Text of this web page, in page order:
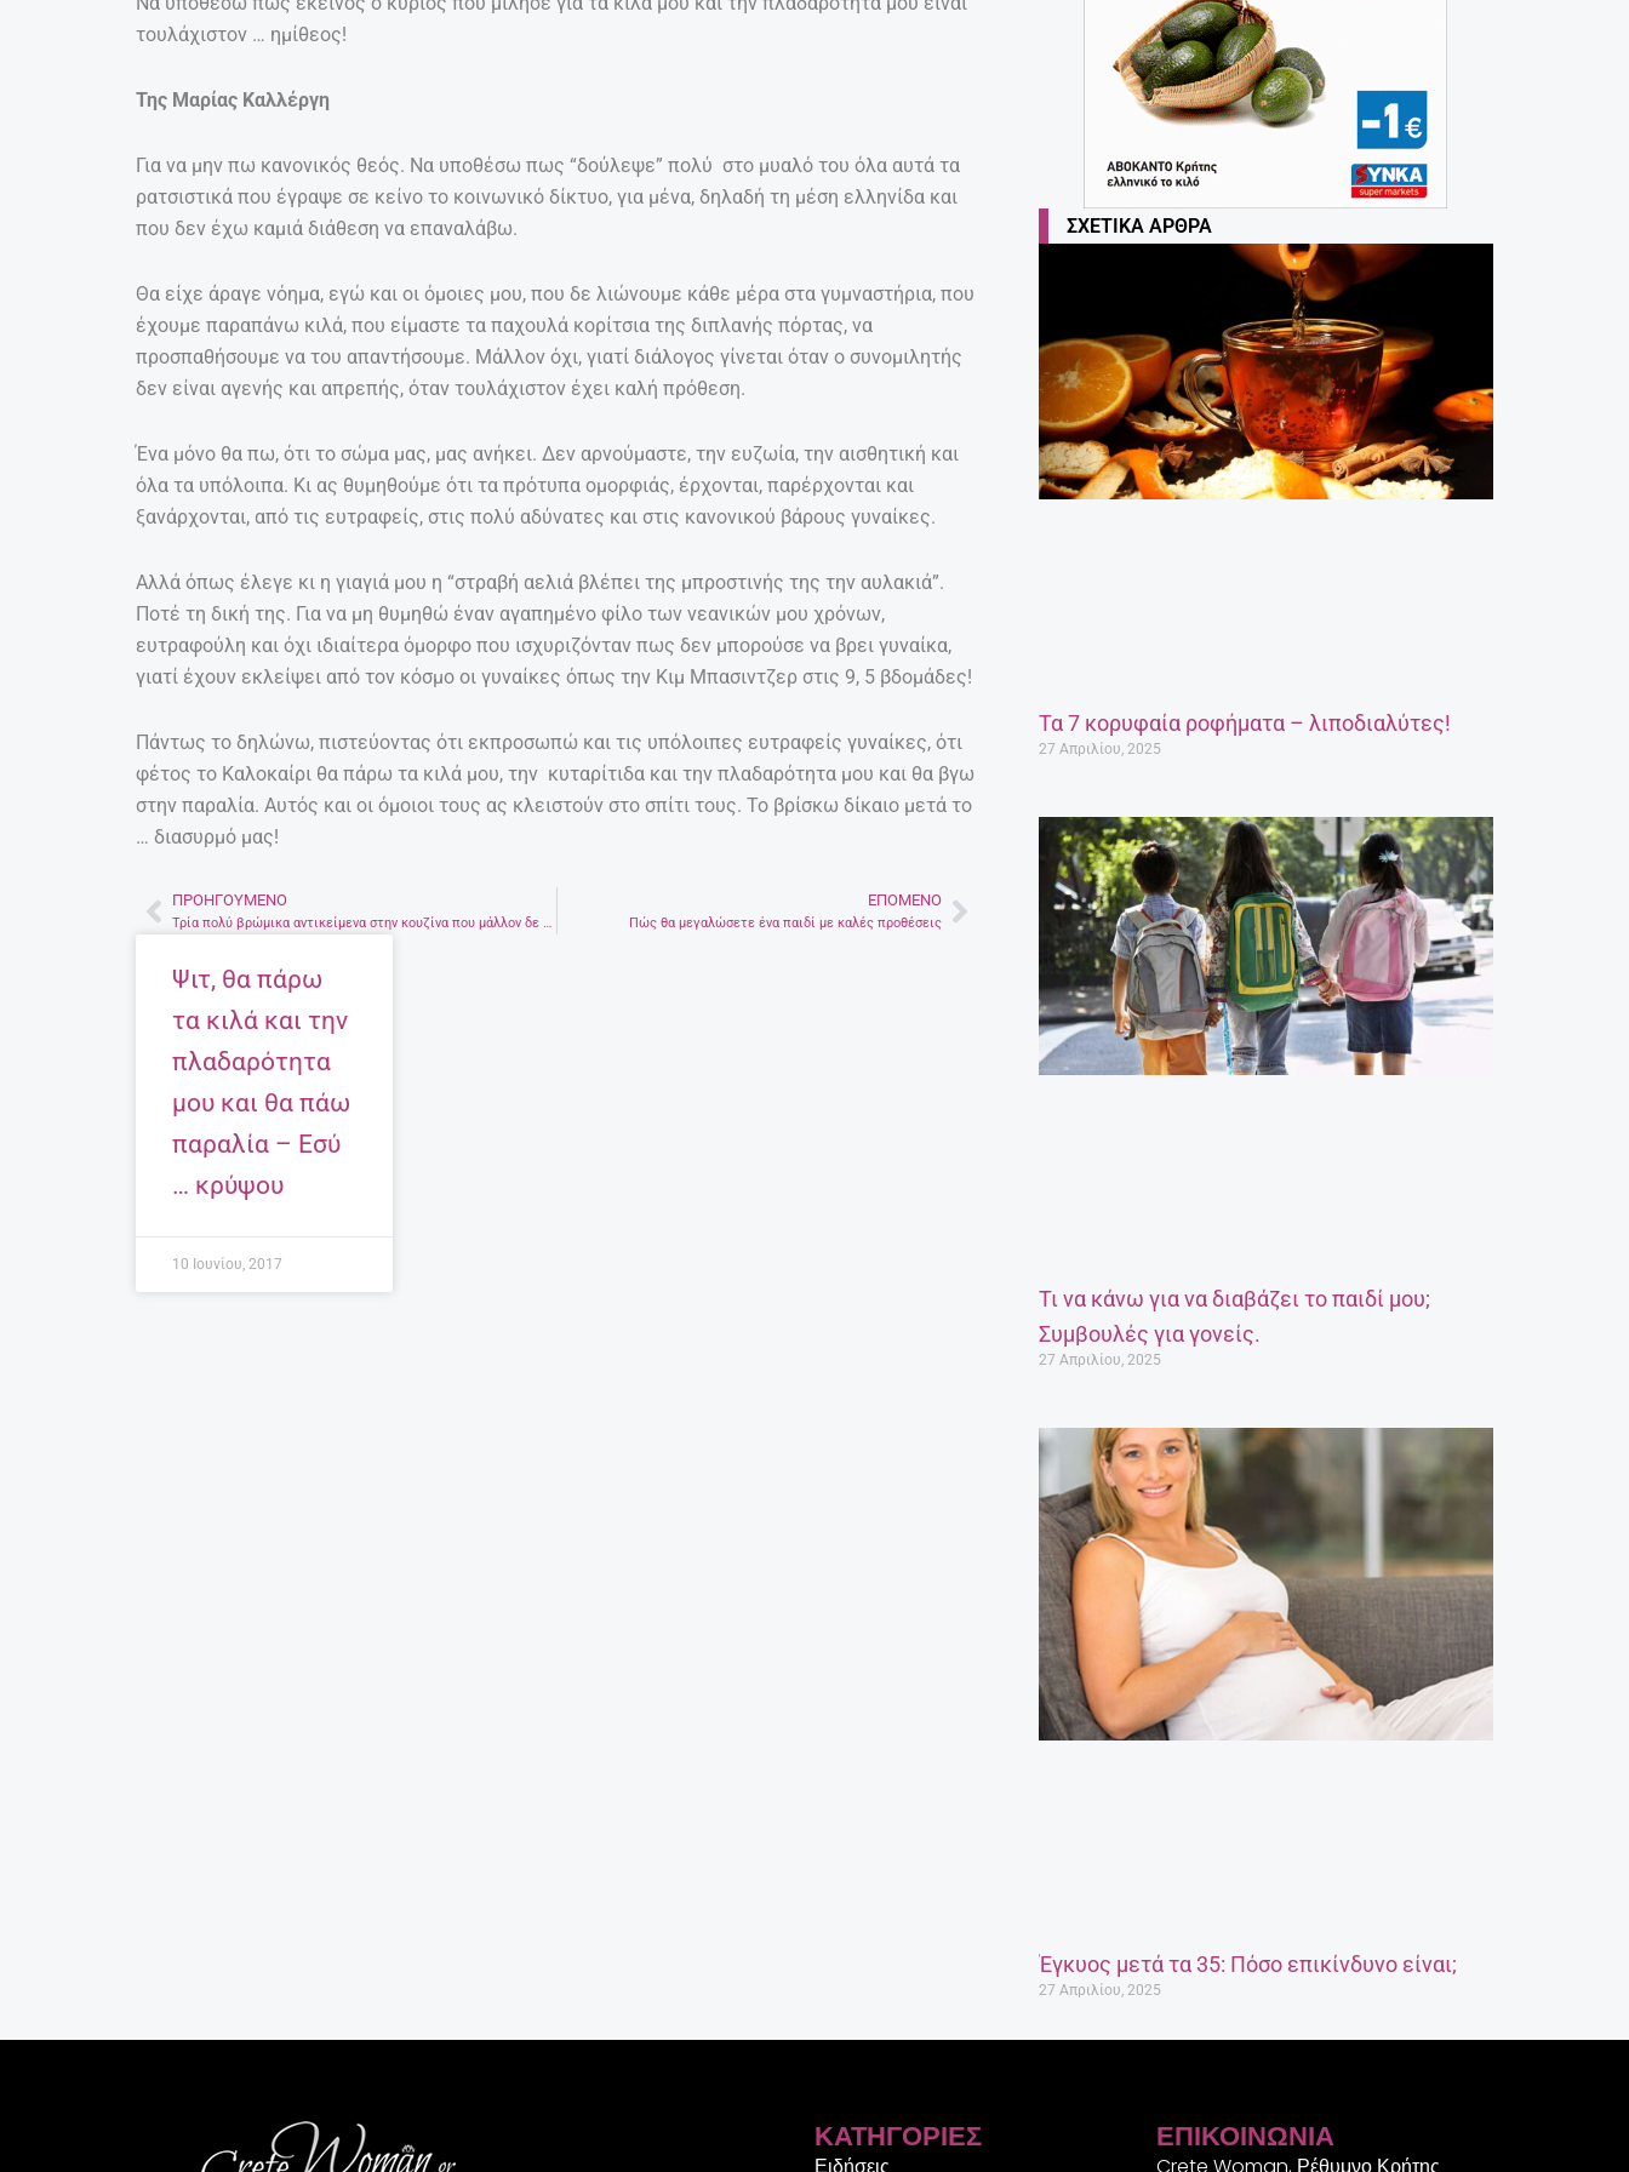
τουλάχιστον … ημίθεος!
Της Μαρίας Καλλέργη
Για να μην πω κανονικός θεός. Να υποθέσω πως “δούλεψε” πολύ στο μυαλό του όλα αυτά τα
ρατσιστικά που έγραψε σε κείνο το κοινωνικό δίκτυο, για μένα, δηλαδή τη μέση ελληνίδα και
που δεν έχω καμιά διάθεση να επαναλάβω.
Θα είχε άραγε νόημα, εγώ και οι όμοιες μου, που δε λιώνουμε κάθε μέρα στα γυμναστήρια, που
έχουμε παραπάνω κιλά, που είμαστε τα παχουλά κορίτσια της διπλανής πόρτας, να
προσπαθήσουμε να του απαντήσουμε. Μάλλον όχι, γιατί διάλογος γίνεται όταν ο συνομιλητής
δεν είναι αγενής και απρεπής, όταν τουλάχιστον έχει καλή πρόθεση.
Ένα μόνο θα πω, ότι το σώμα μας, μας ανήκει. Δεν αρνούμαστε, την ευζωία, την αισθητική και
όλα τα υπόλοιπα. Κι ας θυμηθούμε ότι τα πρότυπα ομορφιάς, έρχονται, παρέρχονται και
ξανάρχονται, από τις ευτραφείς, στις πολύ αδύνατες και στις κανονικού βάρους γυναίκες.
Αλλά όπως έλεγε κι η γιαγιά μου η “στραβή αελιά βλέπει της μπροστινής της την αυλακιά”.
Ποτέ τη δική της. Για να μη θυμηθώ έναν αγαπημένο φίλο των νεανικών μου χρόνων,
ευτραφούλη και όχι ιδιαίτερα όμορφο που ισχυριζόνταν πως δεν μπορούσε να βρει γυναίκα,
γιατί έχουν εκλείψει από τον κόσμο οι γυναίκες όπως την Κιμ Μπασιντζερ στις 9, 5 βδομάδες!
Πάντως το δηλώνω, πιστεύοντας ότι εκπροσωπώ και τις υπόλοιπες ευτραφείς γυναίκες, ότι
φέτος το Καλοκαίρι θα πάρω τα κιλά μου, την κυταρίτιδα και την πλαδαρότητα μου και θα βγω
στην παραλία. Αυτός και οι όμοιοι τους ας κλειστούν στο σπίτι τους. Το βρίσκω δίκαιο μετά το
… διασυρμό μας!
Prev
ΠΡΟΗΓΟΎΜΕΝΟ
Τρία πολύ βρώμικα αντικείμενα στην κουζίνα που μάλλον δε γνωρίζετε
ΕΠΌΜΕΝΟ
Πώς θα μεγαλώσετε ένα παιδί με καλές προθέσειςNext
Ψιτ, θα πάρω
τα κιλά και την
πλαδαρότητα
μου και θα πάω
παραλία – Εσύ
… κρύψου
10 Ιουνίου, 2017
ΣΧΕΤΙΚΆ ΆΡΘΡΑ
Τα 7 κορυφαία ροφήματα – λιποδιαλύτες!
27 Απριλίου, 2025
Τι να κάνω για να διαβάζει το παιδί μου;
Συμβουλές για γονείς.
27 Απριλίου, 2025
Έγκυος μετά τα 35: Πόσο επικίνδυνο είναι;
27 Απριλίου, 2025
ΚΑΤΗΓΟΡΊΕΣ ΕΠΙΚΟΙΝΩΝΊΑ